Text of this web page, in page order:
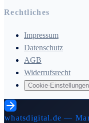
Rechtliches
Impressum
Datenschutz
AGB
Widerrufsrecht
Cookie-Einstellungen
whatsdigital.de —